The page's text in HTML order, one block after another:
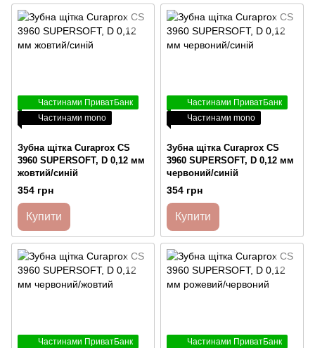
Частинами ПриватБанк
Частинами mono
Зубна щітка Curaprox CS
3960 SUPERSOFT, D 0,12 мм
жовтий/синій
354 грн
Купити
Частинами ПриватБанк
Частинами mono
Зубна щітка Curaprox CS
3960 SUPERSOFT, D 0,12 мм
червоний/синій
354 грн
Купити
Частинами ПриватБанк
Частинами ПриватБанк